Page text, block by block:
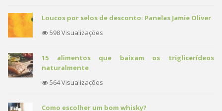
Loucos por selos de desconto: Panelas Jamie Oliver
598 Visualizações
15 alimentos que baixam os triglicerídeos
naturalmente
564 Visualizações
Como escolher um bom whisky?